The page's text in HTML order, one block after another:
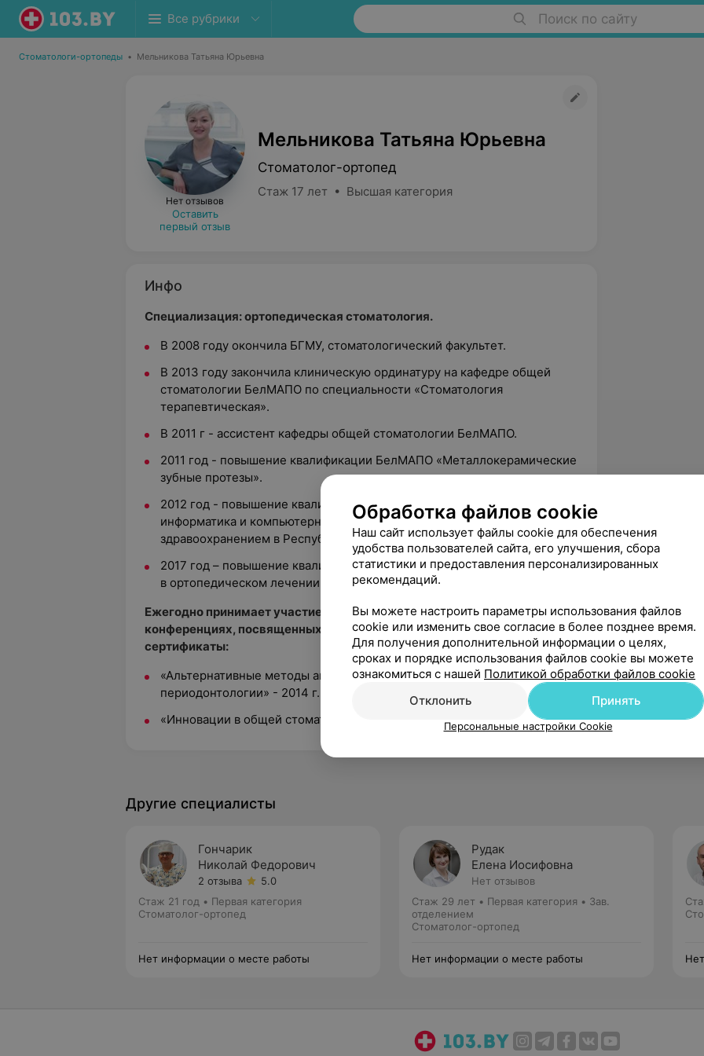
Все рубрики Поиск по сайту
Стоматологи-ортопеды • Мельникова Татьяна Юрьевна
Нет отзывов
Оставить
первый отзыв
Мельникова Татьяна Юрьевна
Стоматолог-ортопед
Стаж 17 лет • Высшая категория
Инфо
Специализация: ортопедическая стоматология.
В 2008 году окончила БГМУ, стоматологический факультет.
В 2013 году закончила клиническую ординатуру на кафедре общей
стоматологии БелМАПО по специальности «Стоматология
терапевтическая».
В 2011 г - ассистент кафедры общей стоматологии БелМАПО.
2011 год - повышение квалификации БелМАПО «Металлокерамические
зубные протезы».
2012 год - повышение квалификации БелМАПО «Медицинская
информатика и компьютерные технологии», «Основы управления
здравоохранением в Республике Беларусь».
2017 год – повышение квалицикации БелМАПО «Цифровые технологии
в ортопедическом лечении».
Ежегодно принимает участие в международных научно-практических
конференциях, посвященных вопросам «Стоматологии» имеет
сертификаты:
«Альтернативные методы антимикробной обработки в эндодонтии и
периодонтологии» - 2014 г.
«Инновации в общей стоматологии» - 2015 г.
Другие специалисты
Гончарик
Николай Федорович
2 отзыва
5.0
Стаж 21 год • Первая категория
Стоматолог-ортопед
Нет информации о месте работы
Рудак
Елена Иосифовна
Нет отзывов
Стаж 29 лет • Первая категория • Зав.
отделением
Стоматолог-ортопед
Нет информации о месте работы
Обработка файлов cookie
Наш сайт использует файлы cookie для обеспечения
удобства пользователей сайта, его улучшения, сбора
статистики и предоставления персонализированных
рекомендаций.
Вы можете настроить параметры использования файлов
cookie или изменить свое согласие в более позднее время.
Для получения дополнительной информации о целях,
сроках и порядке использования файлов cookie вы можете
ознакомиться с нашей Политикой обработки файлов cookie
Отклонить
Принять
Персональные настройки Cookie